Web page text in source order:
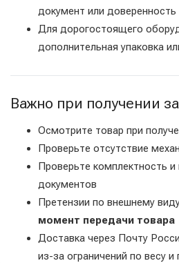
документ или доверенность
Для дорогостоящего
дополнительная упаковка
Важно при получении
Осмотрите товар при
Проверьте отсутствие
Проверьте комплектность и
документов
Претензии по внешнему
момент передачи товара
Доставка через Почту
из-за ограничений по весу и